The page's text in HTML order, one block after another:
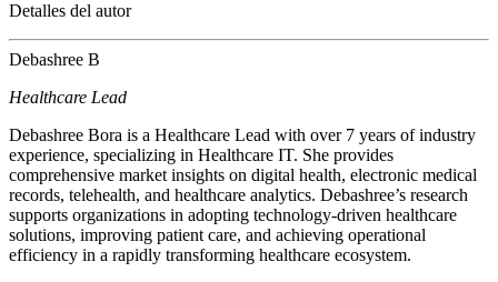
Detalles del autor
Debashree B
Healthcare Lead
Debashree Bora is a Healthcare Lead with over 7 years of industry
experience, specializing in Healthcare IT. She provides
comprehensive market insights on digital health, electronic medical
records, telehealth, and healthcare analytics. Debashree’s research
supports organizations in adopting technology-driven healthcare
solutions, improving patient care, and achieving operational
efficiency in a rapidly transforming healthcare ecosystem.